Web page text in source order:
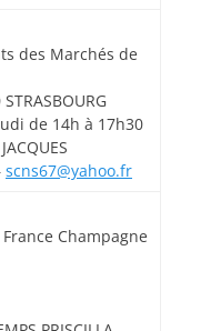
des Marchés de
de 14h à 17h30
scns67@yahoo.fr
Champagne